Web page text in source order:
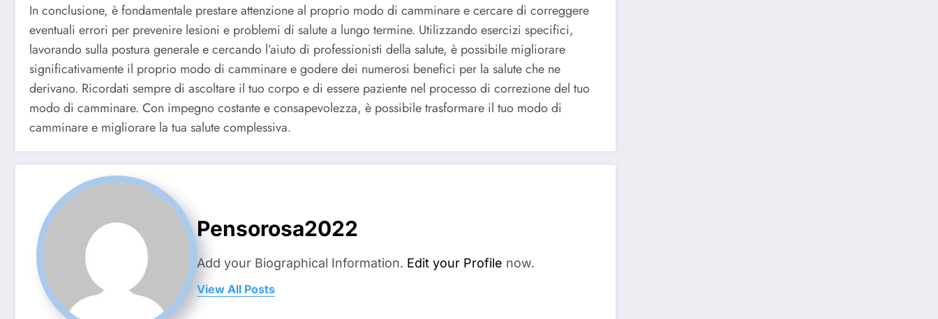
In conclusione, è fondamentale prestare attenzione al proprio modo di camminare e cercare di correggere
eventuali errori per prevenire lesioni e problemi di salute a lungo termine. Utilizzando esercizi specifici,
lavorando sulla postura generale e cercando l’aiuto di professionisti della salute, è possibile migliorare
significativamente il proprio modo di camminare e godere dei numerosi benefici per la salute che ne
derivano. Ricordati sempre di ascoltare il tuo corpo e di essere paziente nel processo di correzione del tuo
modo di camminare. Con impegno costante e consapevolezza, è possibile trasformare il tuo modo di
camminare e migliorare la tua salute complessiva.
Pensorosa2022
Add your Biographical Information. Edit your Profile now.
View All Posts